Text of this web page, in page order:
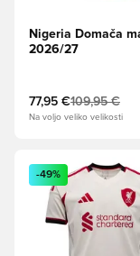
Nigeria Domača
2026/27
77,95 €109,95 €
Na voljo veliko velikosti
Odpre Modal za
-49%